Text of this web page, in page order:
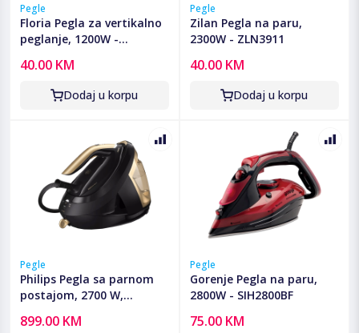
Pegle
Floria Pegla za vertikalno
peglanje, 1200W -
40.00 KM
Dodaj u korpu
Pegle
Zilan Pegla na paru,
2300W - ZLN3911
40.00 KM
Dodaj u korpu
Pegle
Philips Pegla sa parnom
postajom, 2700 W,
899.00 KM
Pegle
Gorenje Pegla na paru,
2800W - SIH2800BF
75.00 KM